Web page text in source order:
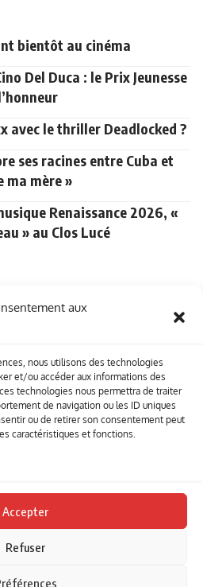
aux
nous utilisons des technologies
et/ou accéder aux informations des
technologies nous permettra de traiter
de navigation ou les ID uniques
ou de retirer son consentement peut
caractéristiques et fonctions.
Accepter
Refuser
bientôt au cinéma
Del Duca : le Prix Jeunesse
avec le thriller Deadlocked ?
ses racines entre Cuba et
ma mère »
Renaissance 2026, «
» au Clos Lucé
créations artisitiques
soit publié sur le site
Contact
Suivez-nous